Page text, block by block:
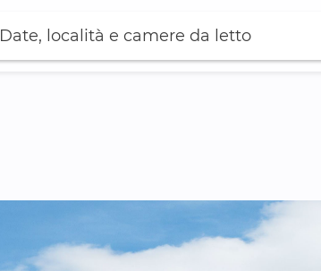
Date, località e camere da letto